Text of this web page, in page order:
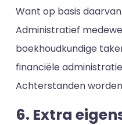
Want op basis
Administratief
boekhoudkundige
financiële
Achterstanden
6. Extra